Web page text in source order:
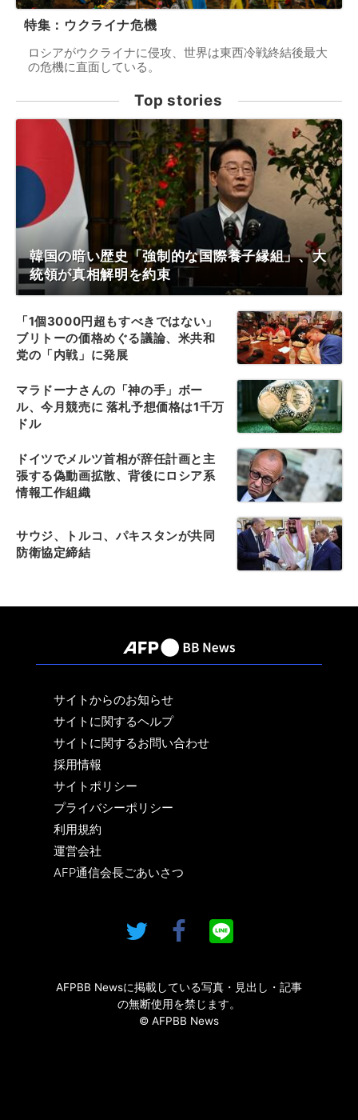
特集：ウクライナ危機
ロシアがウクライナに侵攻、世界は東西冷戦終結後最大
の危機に直面している。
Top stories
韓国の暗い歴史「強制的な国際養子縁組」、大
統領が真相解明を約束
「1個3000円超もすべきではない」
ブリトーの価格めぐる議論、米共和
党の「内戦」に発展
マラドーナさんの「神の手」ボー
ル、今月競売に 落札予想価格は1千万
ドル
ドイツでメルツ首相が辞任計画と主
張する偽動画拡散、背後にロシア系
情報工作組織
サウジ、トルコ、パキスタンが共同
防衛協定締結
サイトからのお知らせ
サイトに関するヘルプ
サイトに関するお問い合わせ
採用情報
サイトポリシー
プライバシーポリシー
利用規約
運営会社
AFP通信会長ごあいさつ
AFPBB Newsに掲載している写真・見出し・記事
の無断使用を禁じます。
© AFPBB News